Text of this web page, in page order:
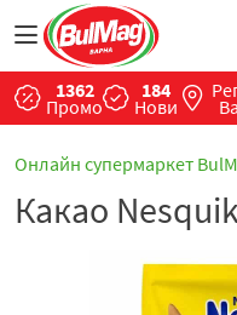
1362
Промо
184
Нови
Онлайн супермаркет
Какао